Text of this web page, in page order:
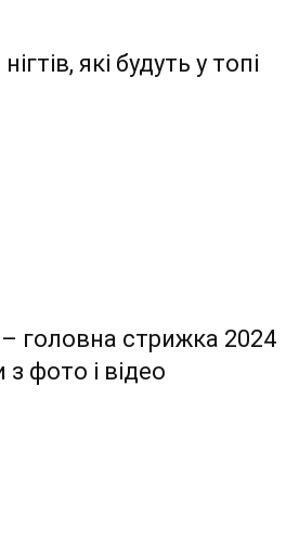
які будуть у топі
головна стрижка 2024
фото і відео